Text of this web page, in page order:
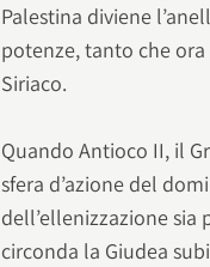
Palestina diviene
potenze, tanto che
Siriaco.
Quando Antioco II, il
sfera d’azione del
dell’ellenizzazione sia
circonda la Giudea